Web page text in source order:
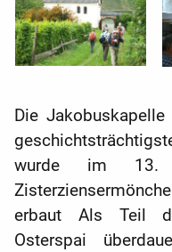
Die
wurde im 13.
erbaut Als Teil
Osterspai